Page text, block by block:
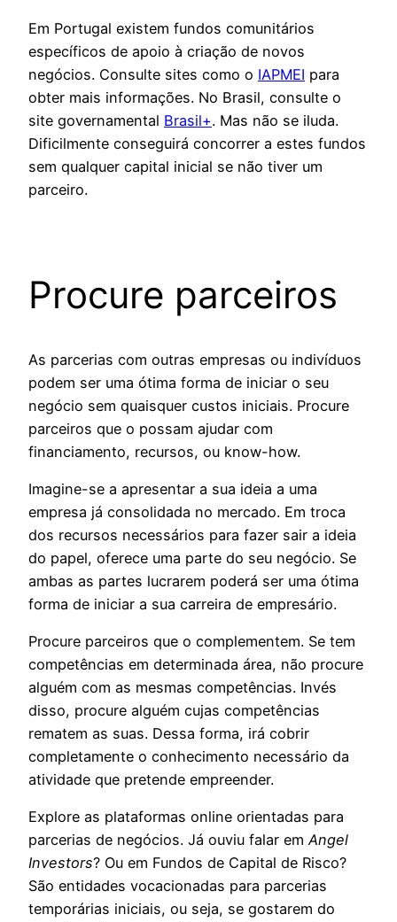
Em Portugal existem fundos comunitários
específicos de apoio à criação de novos
negócios. Consulte sites como o IAPMEI para
obter mais informações. No Brasil, consulte o
site governamental Brasil+. Mas não se iluda.
Dificilmente conseguirá concorrer a estes fundos
sem qualquer capital inicial se não tiver um
parceiro.
Procure parceiros
As parcerias com outras empresas ou indivíduos
podem ser uma ótima forma de iniciar o seu
negócio sem quaisquer custos iniciais. Procure
parceiros que o possam ajudar com
financiamento, recursos, ou know-how.
Imagine-se a apresentar a sua ideia a uma
empresa já consolidada no mercado. Em troca
dos recursos necessários para fazer sair a ideia
do papel, oferece uma parte do seu negócio. Se
ambas as partes lucrarem poderá ser uma ótima
forma de iniciar a sua carreira de empresário.
Procure parceiros que o complementem. Se tem
competências em determinada área, não procure
alguém com as mesmas competências. Invés
disso, procure alguém cujas competências
rematem as suas. Dessa forma, irá cobrir
completamente o conhecimento necessário da
atividade que pretende empreender.
Explore as plataformas online orientadas para
parcerias de negócios. Já ouviu falar emAngel
Investors? Ou em Fundos de Capital de Risco?
São entidades vocacionadas para parcerias
temporárias iniciais, ou seja, se gostarem do